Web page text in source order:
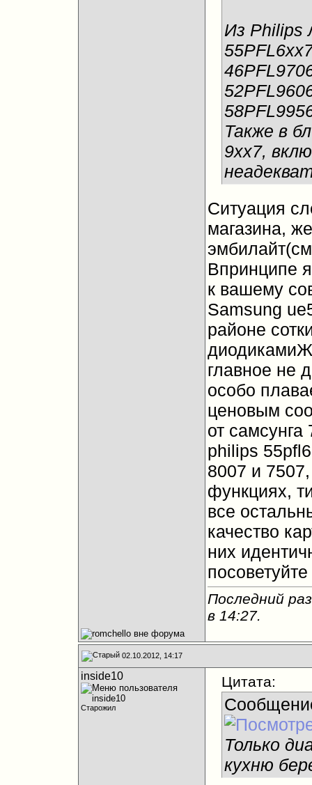
Из Philips
Также в
9хх7,
Ситуация
магазина,
Впринципе
к вашему
Samsung
районе
диодиками
главное не
особо
ценовым
от
philips
8007 и
функциях,
все
качество
них
Последний
в 14:27.
02.10.2012, 14:17
inside10
Старожил
Цитата:
Только
кухню